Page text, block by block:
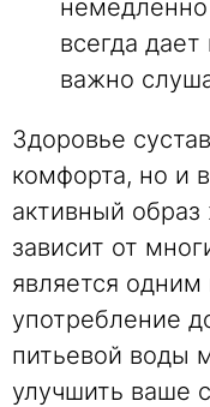
всегда
важно
Здоровье
комфорта, но и
активный
зависит от
является
употребление
питьевой воды
улучшить ваше